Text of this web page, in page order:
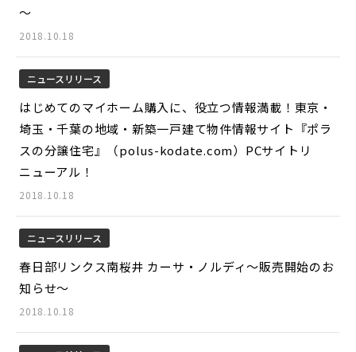
～
2018.10.18
ニュースリリース
はじめてのマイホーム購入に、役立つ情報満載！東京・
埼玉・千葉の地域・新築一戸建て物件情報サイト『ポラ
スの分譲住宅』（polus-kodate.com）PCサイトリ
ニューアル！
2018.10.18
ニュースリリース
春日部リンクス南桜井 カーサ・ノルディ～販売開始のお
知らせ～
2018.10.18